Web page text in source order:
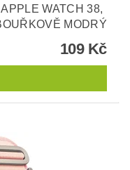
WATCH 38,
MODRÝ
109 Kč